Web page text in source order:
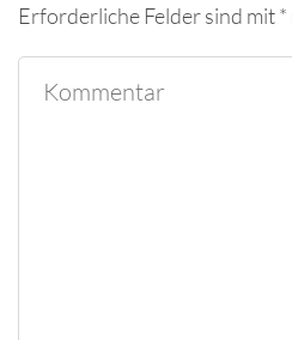
Erforderliche Felder sind mit*